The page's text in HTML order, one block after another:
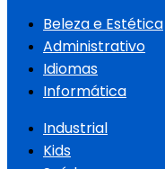
Beleza e Estética
Administrativo
Idiomas
Informática
Industrial
Kids